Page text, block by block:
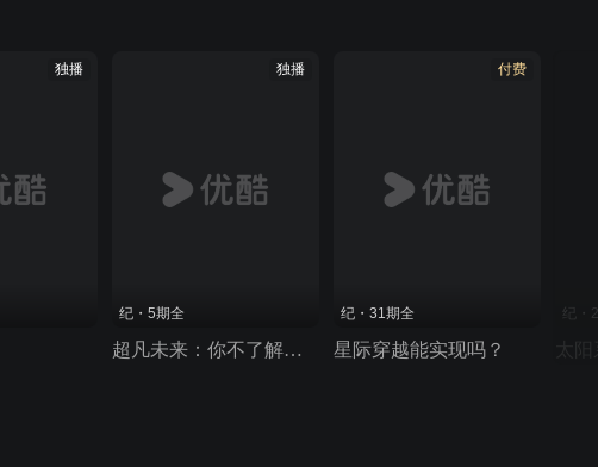
独播 独播
纪・5期全
超凡未来：你不了解的中国科学故事
付费
纪・31期全
星际穿越能实现吗？
纪・